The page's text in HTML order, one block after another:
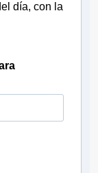
día, con la